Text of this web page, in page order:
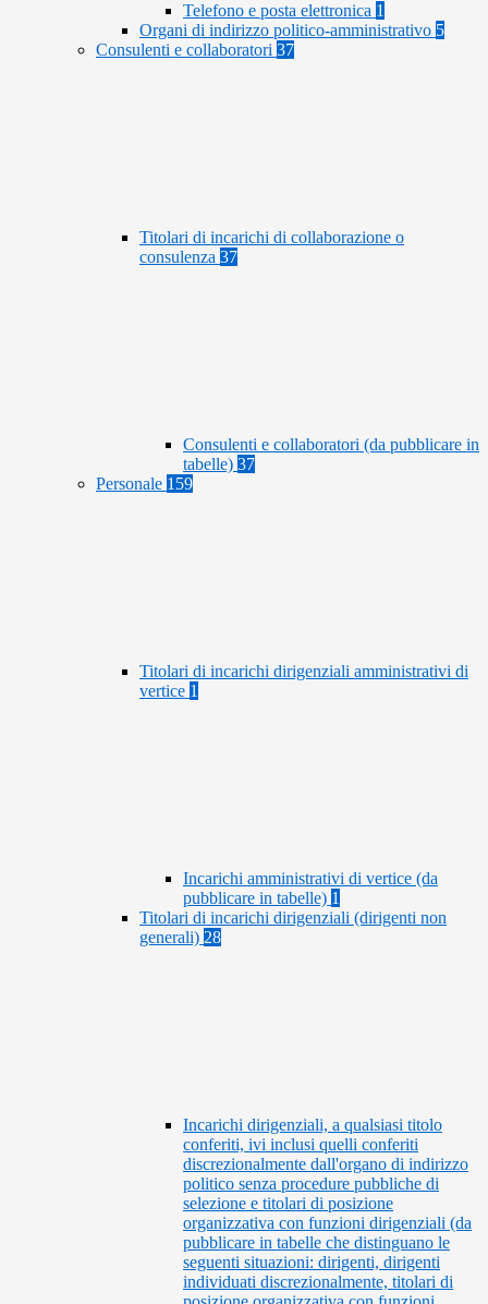
Telefono e posta elettronica 1
Organi di indirizzo politico-amministrativo 5
Consulenti e collaboratori 37
Titolari di incarichi di collaborazione o
consulenza 37
Consulenti e collaboratori (da pubblicare in
tabelle) 37
Personale 159
Titolari di incarichi dirigenziali amministrativi di
vertice 1
Incarichi amministrativi di vertice (da
pubblicare in tabelle) 1
Titolari di incarichi dirigenziali (dirigenti non
generali) 28
Incarichi dirigenziali, a qualsiasi titolo
conferiti, ivi inclusi quelli conferiti
discrezionalmente dall'organo di indirizzo
politico senza procedure pubbliche di
selezione e titolari di posizione
organizzativa con funzioni dirigenziali (da
pubblicare in tabelle che distinguano le
seguenti situazioni: dirigenti, dirigenti
individuati discrezionalmente, titolari di